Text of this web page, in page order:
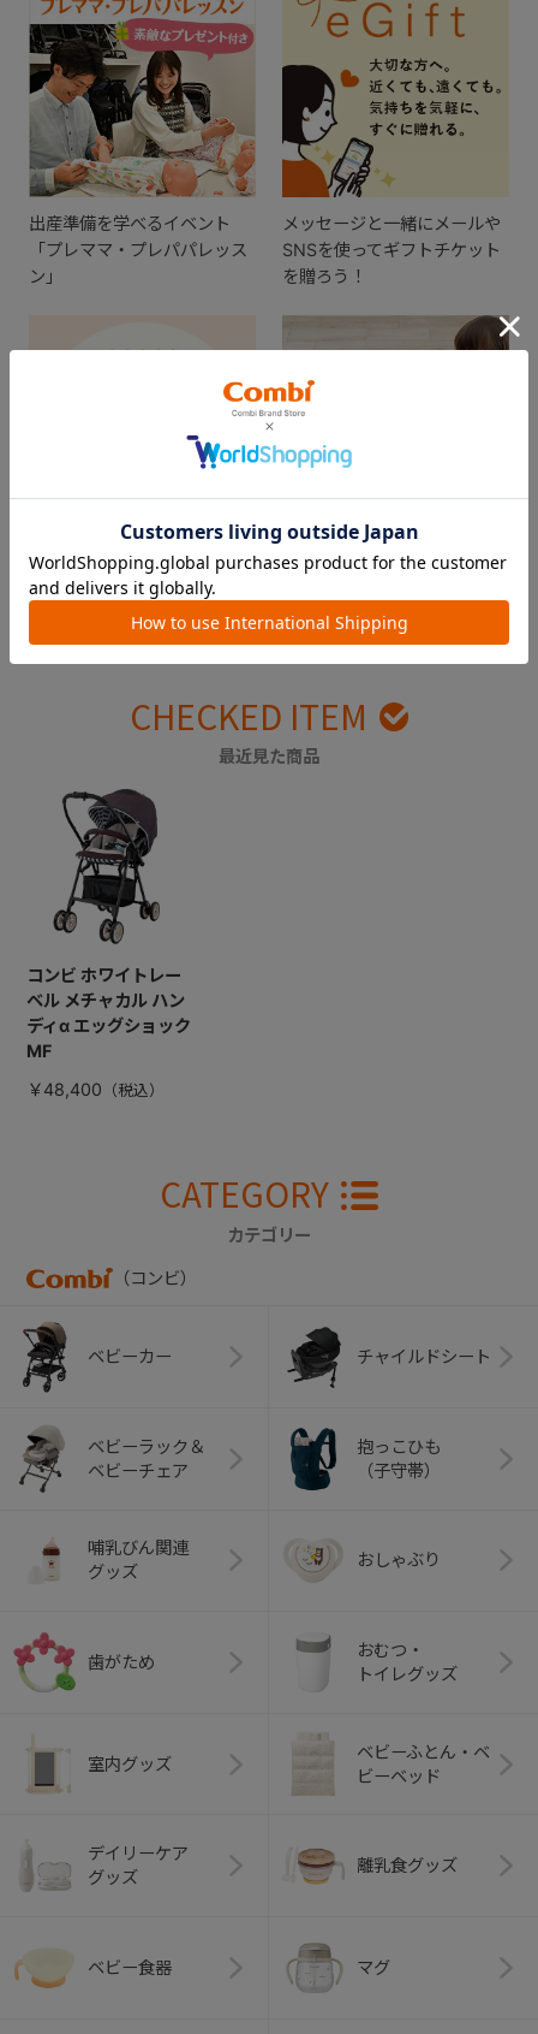
出産準備を学べるイベント
「プレママ・プレパパレッス
ン」
メッセージと一緒にメールや
SNSを使ってギフトチケット
を贈ろう！
出産準備の参考に。実際に使
ってみた感想をチェック！
ギフトを贈ってお祝いしよ
う！
CHECKED ITEM
最近見た商品
コンビ ホワイトレー
ベル メチャカル ハン
ディα エッグショック
MF
￥48,400
CATEGORY
カテゴリー
（コンビ）
ベビーカー チャイルドシート
ベビーラック＆
ベビーチェア
抱っこひも
（子守帯）
哺乳びん関連
グッズ
おしゃぶり
歯がため
おむつ・
トイレグッズ
室内グッズ
ベビーふとん・ベ
ビーベッド
デイリーケア
グッズ
離乳食グッズ
ベビー食器 マグ